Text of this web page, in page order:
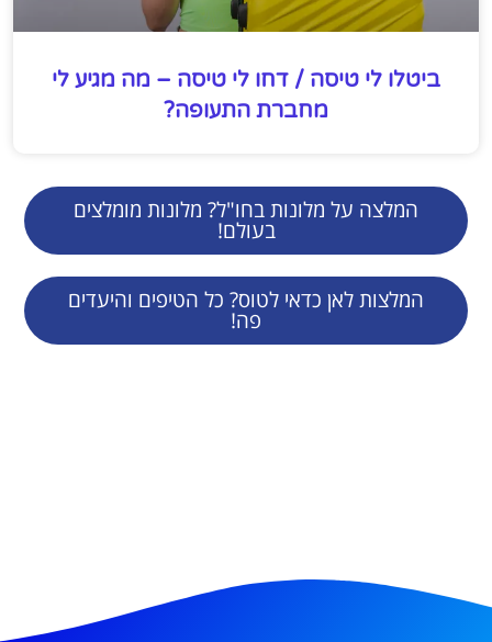
ביטלו לי טיסה / דחו לי טיסה – מה מגיע לי
מחברת התעופה?
המלצה על מלונות בחו"ל? מלונות מומלצים
בעולם!
המלצות לאן כדאי לטוס? כל הטיפים והיעדים
פה!